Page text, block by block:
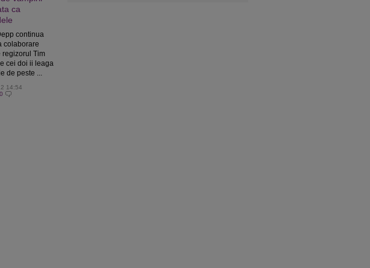
ca
continua
colaborare
regizorul Tim
cei doi ii leaga
de peste ...
14:54
0